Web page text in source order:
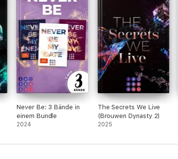
Never Be: 3 Bände in
einem Bundle
2024
The Secrets We Live
(Brouwen Dynasty 2)
2025